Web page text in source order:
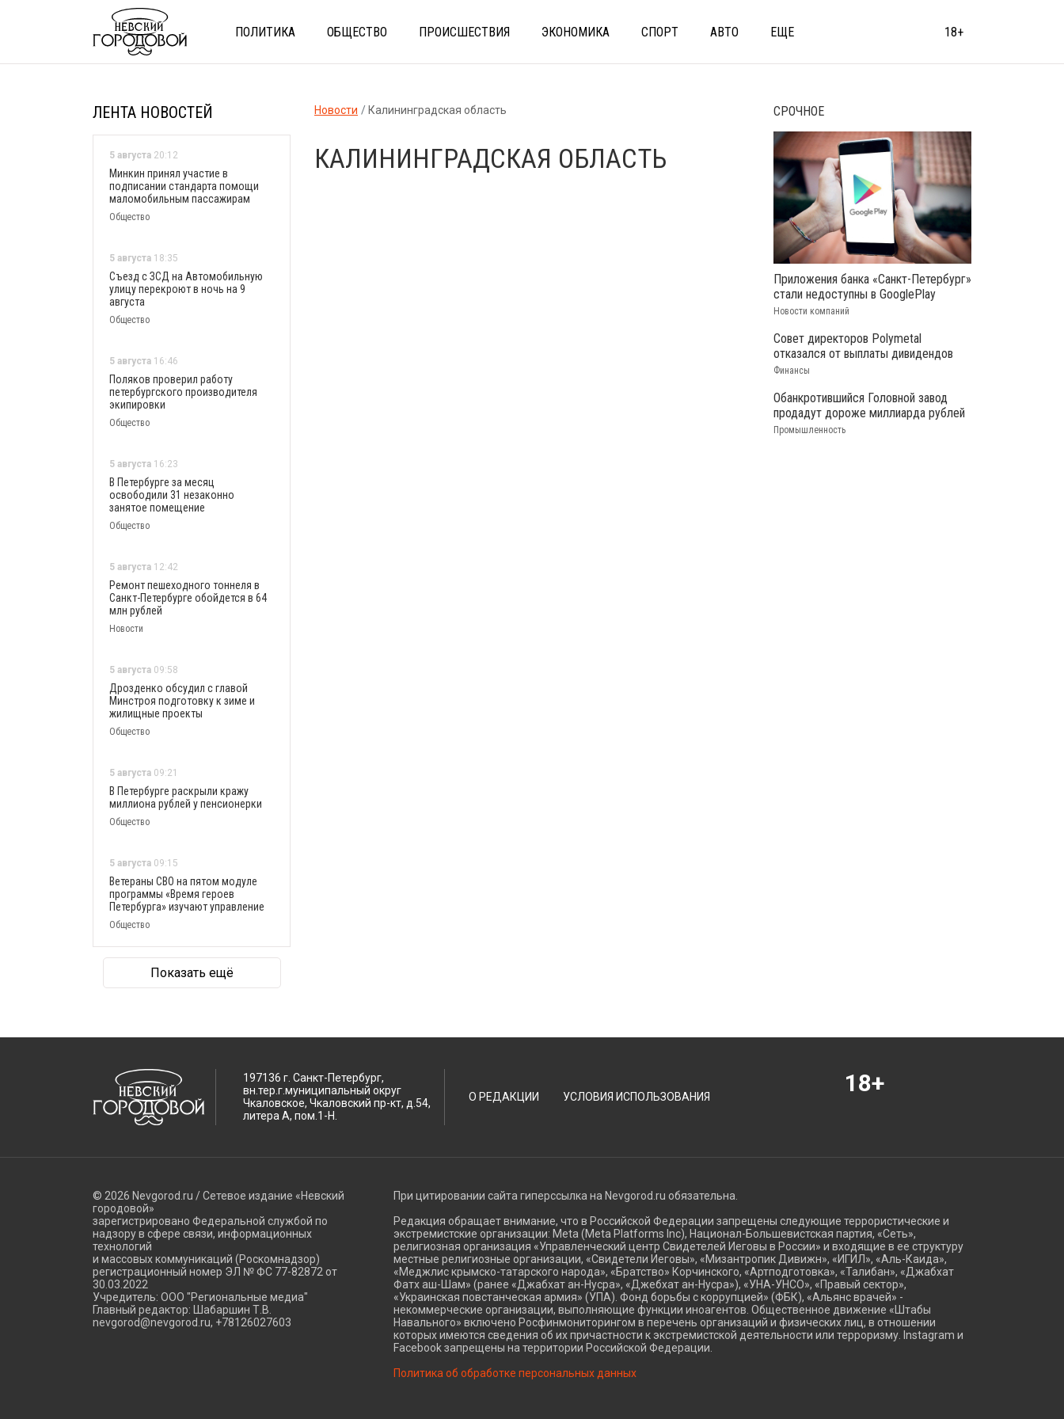
ПОЛИТИКА ОБЩЕСТВО ПРОИСШЕСТВИЯ ЭКОНОМИКА СПОРТ АВТО ЕЩЕ 18+
Новости Калининградская область
КАЛИНИНГРАДСКАЯ ОБЛАСТЬ
ЛЕНТА НОВОСТЕЙ
5 августа 20:12
Минкин принял участие в
подписании стандарта помощи
маломобильным пассажирам
Общество
5 августа 18:35
Съезд с ЗСД на Автомобильную
улицу перекроют в ночь на 9
августа
Общество
5 августа 16:46
Поляков проверил работу
петербургского производителя
экипировки
Общество
5 августа 16:23
В Петербурге за месяц
освободили 31 незаконно
занятое помещение
Общество
5 августа 12:42
Ремонт пешеходного тоннеля в
Санкт-Петербурге обойдется в 64
млн рублей
Новости
5 августа 09:58
Дрозденко обсудил с главой
Минстроя подготовку к зиме и
жилищные проекты
Общество
5 августа 09:21
В Петербурге раскрыли кражу
миллиона рублей у пенсионерки
Общество
5 августа 09:15
Ветераны СВО на пятом модуле
программы «Время героев
Петербурга» изучают управление
Общество
Показать ещё
СРОЧНОЕ
Приложения банка «Санкт-Петербург»
стали недоступны в GooglePlay
Новости компаний
Совет директоров Polymetal
отказался от выплаты дивидендов
Финансы
Обанкротившийся Головной завод
продадут дороже миллиарда рублей
Промышленность
18+
197136 г. Санкт-Петербург,
вн.тер.г.муниципальный округ
Чкаловское, Чкаловский пр-кт, д.54,
литера А, пом.1-Н.
О РЕДАКЦИИ УСЛОВИЯ ИСПОЛЬЗОВАНИЯ
© 2026 Nevgorod.ru / Сетевое издание «Невский
городовой»
зарегистрировано Федеральной службой по
надзору в сфере связи, информационных
технологий
и массовых коммуникаций (Роскомнадзор)
регистрационный номер ЭЛ № ФС 77-82872 от
30.03.2022
Учредитель: ООО "Региональные медиа"
Главный редактор: Шабаршин Т.В.
nevgorod@nevgorod.ru, +78126027603
При цитировании сайта гиперссылка на Nevgorod.ru обязательна.
Редакция обращает внимание, что в Российской Федерации запрещены следующие террористические и
экстремистские организации: Meta (Meta Platforms Inc), Национал-Большевистская партия, «Сеть»,
религиозная организация «Управленческий центр Свидетелей Иеговы в России» и входящие в ее структуру
местные религиозные организации, «Свидетели Иеговы», «Мизантропик Дивижн», «ИГИЛ», «Аль-Каида»,
«Меджлис крымско-татарского народа», «Братство» Корчинского, «Артподготовка», «Талибан», «Джабхат
Фатх аш-Шам» (ранее «Джабхат ан-Нусра», «Джебхат ан-Нусра»), «УНА-УНСО», «Правый сектор»,
«Украинская повстанческая армия» (УПА). Фонд борьбы с коррупцией» (ФБК), «Альянс врачей» -
некоммерческие организации, выполняющие функции иноагентов. Общественное движение «Штабы
Навального» включено Росфинмониторингом в перечень организаций и физических лиц, в отношении
которых имеются сведения об их причастности к экстремистской деятельности или терроризму. Instagram и
Facebook запрещены на территории Российской Федерации.
Политика об обработке персональных данных